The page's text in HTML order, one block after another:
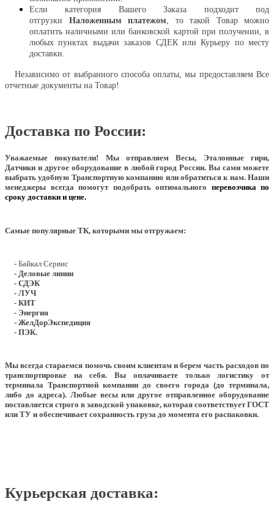
Если категория Вашего Заказа подходит под
отгрузки Наложенным платежом , то такой Товар можно
оплатить наличными или банковской картой при получении, в
любых пунктах выдачи заказов СДЕК или Курьеру по месту
доставки.
Независимо от выбранного способа оплаты, мы предоставляем Все
отчетные документы на Товар!
Доставка по России:
Уважаемые покупатели! Мы отправляем Весы, Эталонные гири,
Датчики и другое оборудование в любой город России. Вы сами можете
выбрать удобную Транспортную компанию или обратиться к нам. Наши
менеджеры всегда помогут подобрать оптимального перевозчика по
сроку доставки и цене.
Самые популярные ТК, которыми мы отгружаем:
- Байкал Сервис
- Деловые линии
- СДЭК
- ЛУЧ
- КИТ
- Энергия
- ЖелДорЭкспедиция
- ПЭК.
Мы всегда стараемся помочь своим клиентам и берем часть расходов по
транспортировке на себя. Вы оплачиваете только логистику от
терминала Транспортной компании до своего города (до терминала,
либо до адреса). Любые весы или другое отправленное оборудование
поставляется строго в заводской упаковке, которая соответствует ГОСТ
или ТУ и обеспечивает сохранность груза до момента его распаковки.
Курьерская доставка: